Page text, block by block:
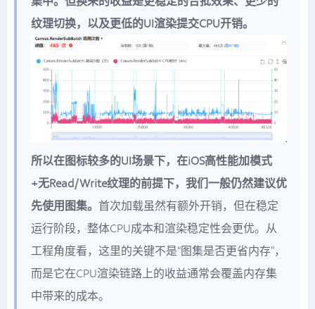
纹理切换，以及更低的UI渲染提交CPU开销。
所以在图标较多的UI场景下，在iOS高性能加模式
+无Read/Write纹理的前提下，我们一般仍然建议优
先使用图集。 首次加载虽然有额外开销，但在稳定
运行阶段，整体CPU成本和渲染稳定性会更优。从
工程角度看，这里的关键不是“图集是否更省内存”，
而是它在CPU渲染链路上的收益通常会覆盖内存集
中带来的成本。